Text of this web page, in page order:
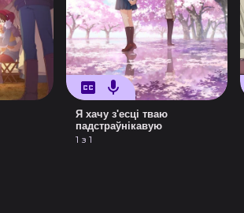
Я хачу з'есці тваю
падстраўнікавую
1 з 1